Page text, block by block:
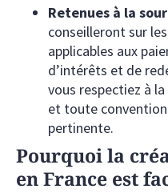
Retenues à la
conseilleront sur
applicables aux
d’intérêts et de
vous respectiez à
et toute
pertinente.
Pourquoi la
en France est